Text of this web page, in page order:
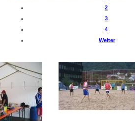
2
3
4
Weiter